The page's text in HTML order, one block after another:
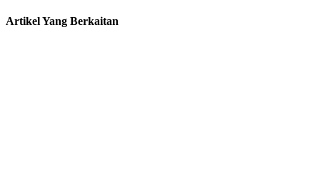
Artikel Yang Berkaitan